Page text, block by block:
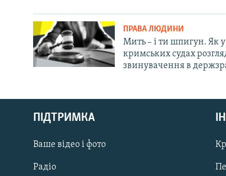
Русский
Qırımtatar
ДОЛУЧАЙСЯ!
ПРАВА ЛЮДИНИ
Мить – і ти шпигун. Як у
кримських судах
звинувачення в
ПІДТРИМКА
Ваше відео і фото
Радіо